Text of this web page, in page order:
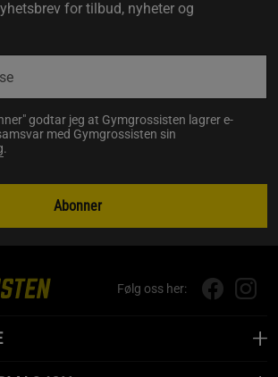
for tilbud, nyheter og
godtar jeg at Gymgrossisten lagrer e-
med Gymgrossisten sin
.
Abonner
Følg oss her: